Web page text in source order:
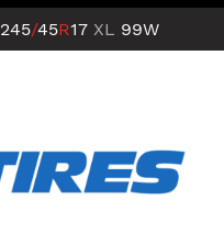
245/45R17 XL 99W